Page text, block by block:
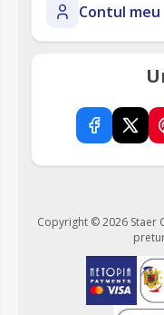
Contul meu
Copyright © 2026 Staer